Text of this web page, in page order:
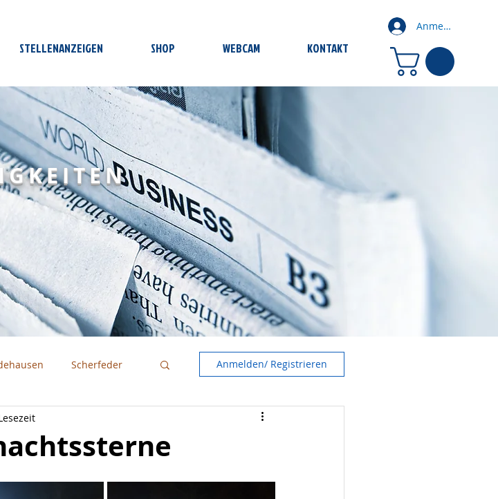
Anmelden
STELLENANZEIGEN SHOP WEBCAM KONTAKT
Scherfeder Anmelden/ Registrieren